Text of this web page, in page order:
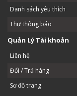
Danh sách yêu thích
Thư thông báo
Quản Lý Tài khoản
Liên hệ
Đổi / Trả hàng
Sơ đồ trang